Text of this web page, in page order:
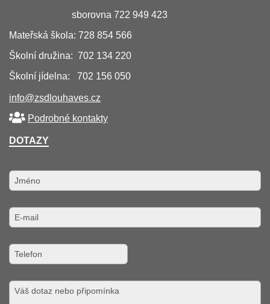
sborovna 722 949 423
Mateřská škola: 728 854 566
Školní družina: 702 134 220
Školní jídelna: 702 156 050
info@zsdlouhaves.cz
Podrobné kontakty
DOTAZY